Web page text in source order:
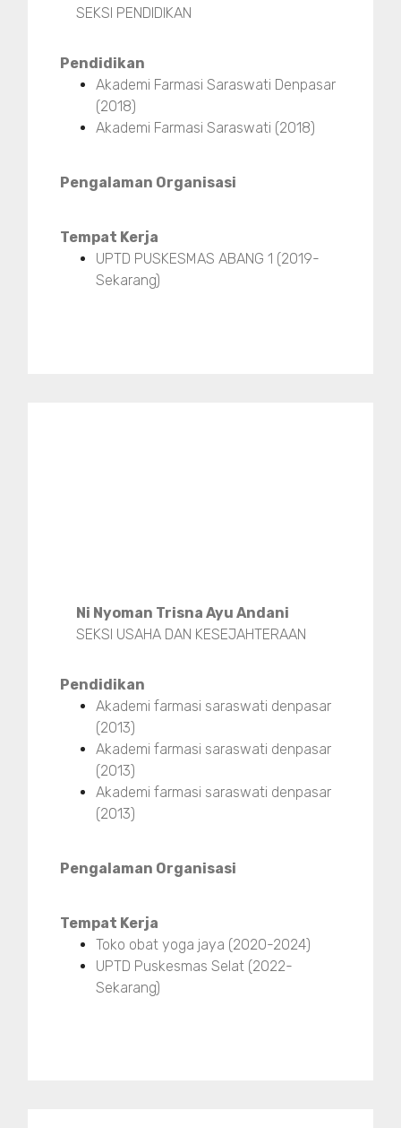
SEKSI PENDIDIKAN
Pendidikan
Akademi Farmasi Saraswati Denpasar
(2018)
Akademi Farmasi Saraswati (2018)
Pengalaman Organisasi
Tempat Kerja
UPTD PUSKESMAS ABANG 1 (2019-
Sekarang)
Ni Nyoman Trisna Ayu Andani
SEKSI USAHA DAN KESEJAHTERAAN
Pendidikan
Akademi farmasi saraswati denpasar
(2013)
Akademi farmasi saraswati denpasar
(2013)
Akademi farmasi saraswati denpasar
(2013)
Pengalaman Organisasi
Tempat Kerja
Toko obat yoga jaya (2020-2024)
UPTD Puskesmas Selat (2022-
Sekarang)